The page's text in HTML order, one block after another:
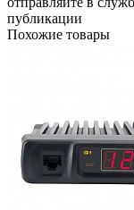
публикации
Похожие товары